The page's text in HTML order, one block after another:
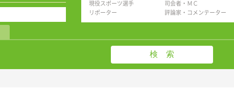
現役スポーツ選手
司会者・ＭＣ
リポーター
評論家・コメンテーター